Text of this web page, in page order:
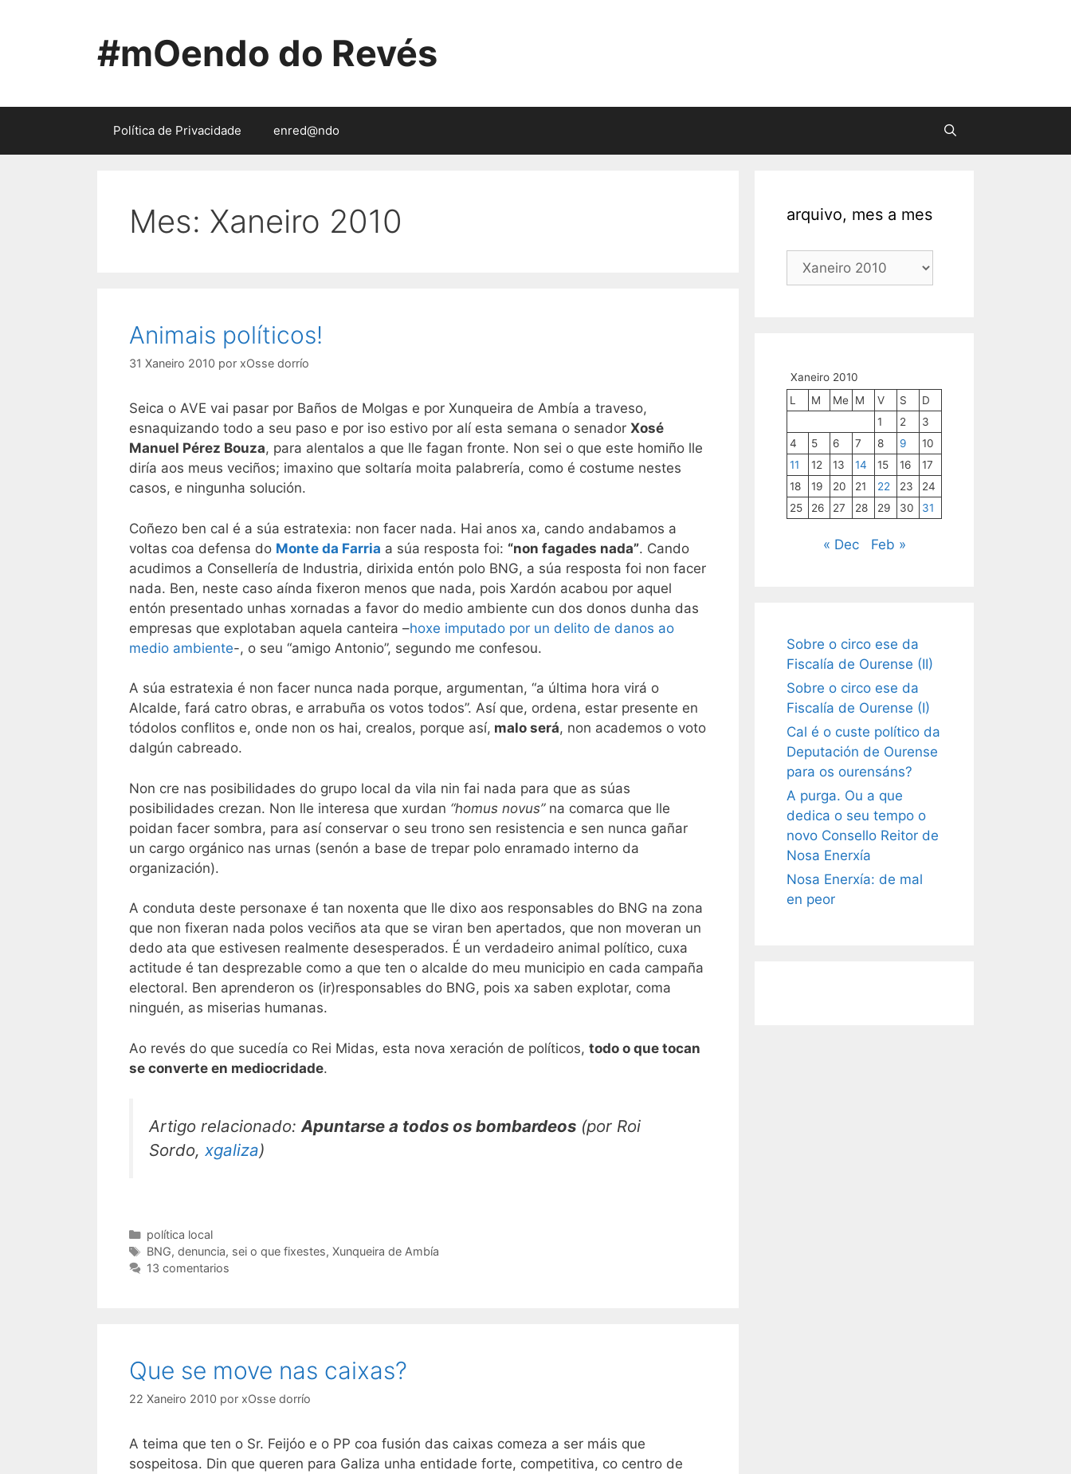
#mOendo do Revés
Política de Privacidade enred@ndo
Mes: Xaneiro 2010
Animais políticos!
31 Xaneiro 2010 por xOsse dorrío
Seica o AVE vai pasar por Baños de Molgas e por Xunqueira de Ambía a traveso,
esnaquizando todo a seu paso e por iso estivo por alí esta semana o senador Xosé
Manuel Pérez Bouza, para alentalos a que lle fagan fronte. Non sei o que este homiño lle
diría aos meus veciños; imaxino que soltaría moita palabrería, como é costume nestes
casos, e ningunha solución.
Coñezo ben cal é a súa estratexia: non facer nada. Hai anos xa, cando andabamos a
voltas coa defensa do Monte da Farria a súa resposta foi: “non fagades nada”. Cando
acudimos a Consellería de Industria, dirixida entón polo BNG, a súa resposta foi non facer
nada. Ben, neste caso aínda fixeron menos que nada, pois Xardón acabou por aquel
entón presentado unhas xornadas a favor do medio ambiente cun dos donos dunha das
empresas que explotaban aquela canteira –hoxe imputado por un delito de danos ao
medio ambiente-, o seu “amigo Antonio”, segundo me confesou.
A súa estratexia é non facer nunca nada porque, argumentan, “a última hora virá o
Alcalde, fará catro obras, e arrabuña os votos todos”. Así que, ordena, estar presente en
tódolos conflitos e, onde non os hai, crealos, porque así, malo será, non academos o voto
dalgún cabreado.
Non cre nas posibilidades do grupo local da vila nin fai nada para que as súas
posibilidades crezan. Non lle interesa que xurdan “homus novus”na comarca que lle
poidan facer sombra, para así conservar o seu trono sen resistencia e sen nunca gañar
un cargo orgánico nas urnas (senón a base de trepar polo enramado interno da
organización).
A conduta deste personaxe é tan noxenta que lle dixo aos responsables do BNG na zona
que non fixeran nada polos veciños ata que se viran ben apertados, que non moveran un
dedo ata que estivesen realmente desesperados. É un verdadeiro animal político, cuxa
actitude é tan desprezable como a que ten o alcalde do meu municipio en cada campaña
electoral. Ben aprenderon os (ir)responsables do BNG, pois xa saben explotar, coma
ninguén, as miserias humanas.
Ao revés do que sucedía co Rei Midas, esta nova xeración de políticos, todo o que tocan
se converte en mediocridade.
Artigo relacionado:Apuntarse a todos os bombardeos (por Roi
Sordo, xgaliza)
Categorías
política local
Etiquetas
BNG, denuncia, sei o que fixestes, Xunqueira de Ambía
13 comentarios
Que se move nas caixas?
22 Xaneiro 2010 por xOsse dorrío
A teima que ten o Sr. Feijóo e o PP coa fusión das caixas comeza a ser máis que
sospeitosa. Din que queren para Galiza unha entidade forte, competitiva, co centro de
arquivo, mes a mes
arquivo,
Xaneiro 2010
L
M Me M V S
D
1
2
3
4
5 6 7 8 9
10
11
12 13 14 15 16
17
18
19 20 21 22 23
24
25
26 27 28 29 30 31
« Dec Feb »
Sobre o circo ese da
Fiscalía de Ourense (II)
Sobre o circo ese da
Fiscalía de Ourense (I)
Cal é o custe político da
Deputación de Ourense
para os ourensáns?
A purga. Ou a que
dedica o seu tempo o
novo Consello Reitor de
Nosa Enerxía
Nosa Enerxía: de mal
en peor